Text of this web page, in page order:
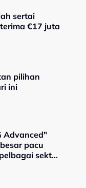
sertai
€17 juta
pilihan
ini
Advanced"
pacu
sektor